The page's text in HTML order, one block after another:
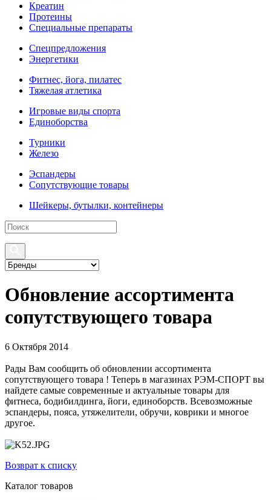
Креатин
Протеины
Специальные препараты
Спецпредложения
Энергетики
Фитнес, йога, пилатес
Тяжелая атлетика
Игровые виды спорта
Единоборства
Турники
Железо
Эспандеры
Сопутствующие товары
Шейкеры, бутылки, контейнеры
Обновление ассортимента
сопутствующего товара
6 Октября 2014
Рады Вам сообщить об обновлении ассортимента
сопутствующего товара ! Теперь в магазинах РЭМ-СПОРТ вы
найдете самые современные и актуальные товары для
фитнеса, бодибилдинга, йоги, единоборств. Всевозможные
эспандеры, пояса, утяжелители, обручи, коврики и многое
другое.
Возврат к списку
Каталог товаров